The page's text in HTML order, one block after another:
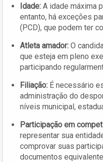
Idade: A idade máxima
entanto, há exceções
(PCD), que podem ter
Atleta amador: O
que esteja em pleno
participando
Filiação: É necessário
administração do
níveis municipal,
Participação em
representar sua
comprovar suas
documentos